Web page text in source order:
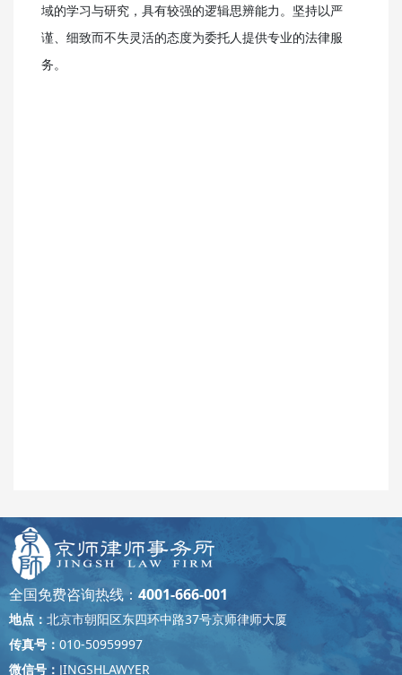
域的学习与研究，具有较强的逻辑思辨能力。坚持以严
谨、细致而不失灵活的态度为委托人提供专业的法律服
务。
全国免费咨询热线： 4001-666-001
地点： 北京市朝阳区东四环中路37号京师律师大厦
传真号： 010-50959997
微信号： JINGSHLAWYER